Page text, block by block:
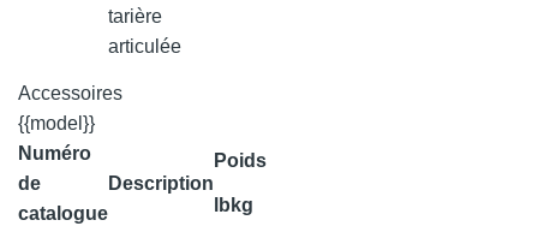
tarière
articulée
Accessoires
{{model}}
Numéro
de
catalogue
Description
Poids
lb kg